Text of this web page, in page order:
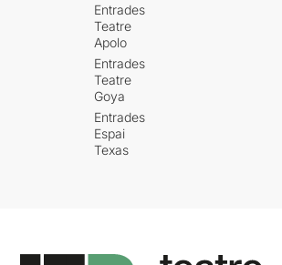
Entrades
Teatre
Apolo
Entrades
Teatre
Goya
Entrades
Espai
Texas